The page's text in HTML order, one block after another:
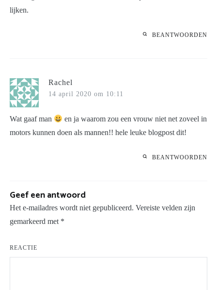
lijken.
BEANTWOORDEN
Rachel
14 april 2020 om 10:11
Wat gaaf man
en ja waarom zou een vrouw niet net zoveel in
motors kunnen doen als mannen!! hele leuke blogpost dit!
BEANTWOORDEN
Geef een antwoord
Het e-mailadres wordt niet gepubliceerd. Vereiste velden zijn
gemarkeerd met *
REACTIE